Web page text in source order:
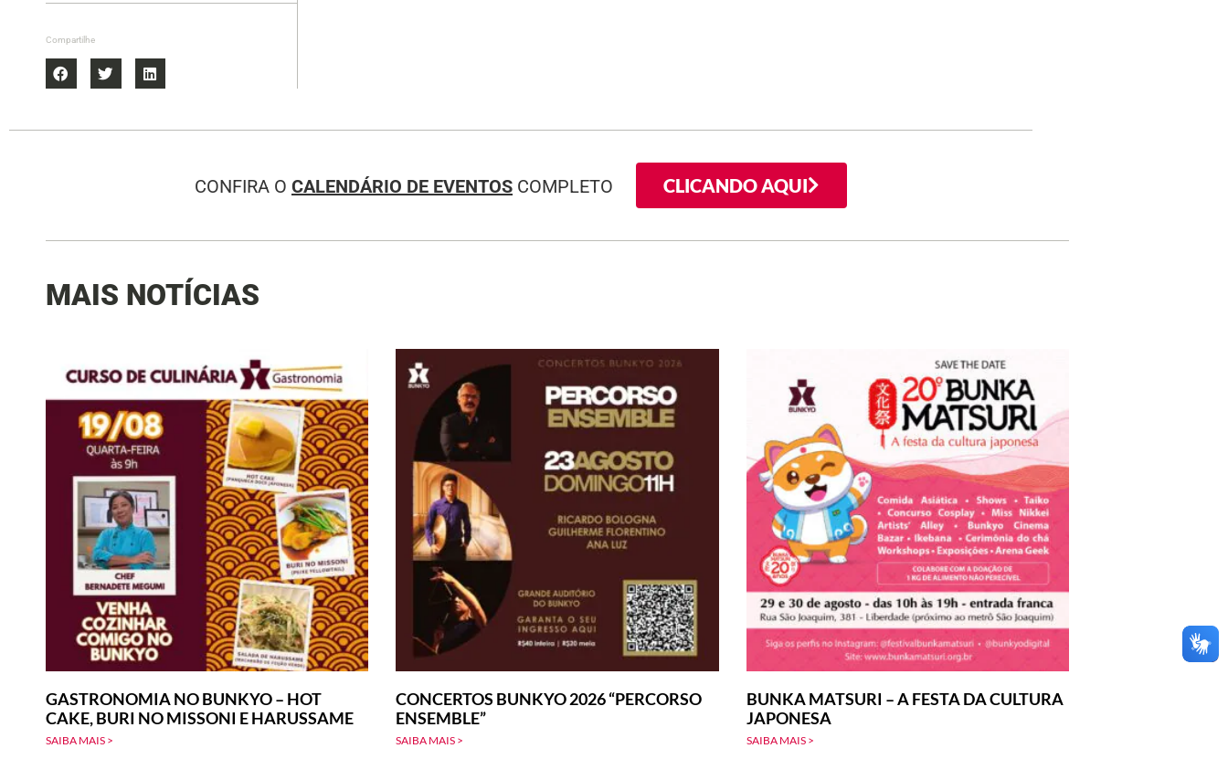
Compartilhe
CONFIRA O CALENDÁRIO DE EVENTOS COMPLETO CLICANDO AQUI
MAIS NOTÍCIAS
GASTRONOMIA NO BUNKYO – HOT
CAKE, BURI NO MISSONI E HARUSSAME
SAIBA MAIS >
CONCERTOS BUNKYO 2026 “PERCORSO
ENSEMBLE”
SAIBA MAIS >
BUNKA MATSURI – A FESTA DA CULTURA
JAPONESA
SAIBA MAIS >